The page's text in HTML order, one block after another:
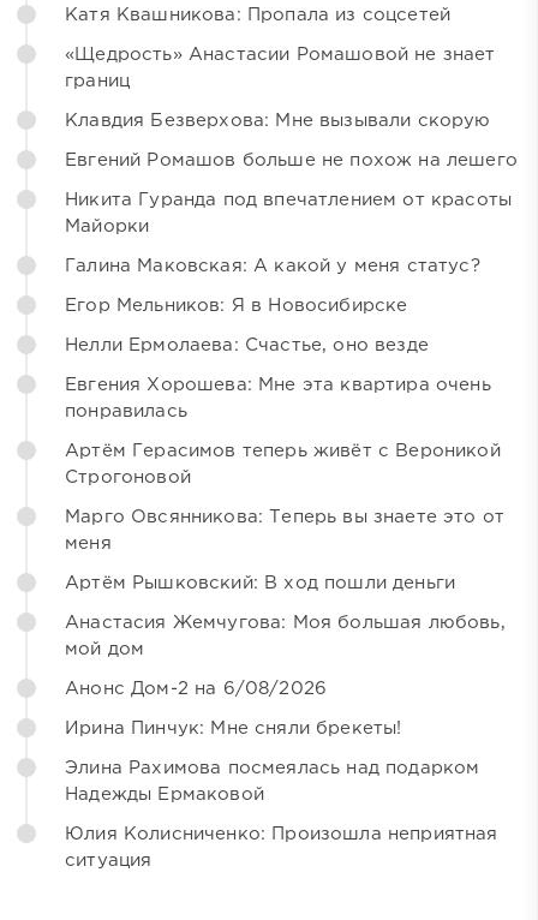
Катя Квашникова: Пропала из соцсетей
«Щедрость» Анастасии Ромашовой не знает
границ
Клавдия Безверхова: Мне вызывали скорую
Евгений Ромашов больше не похож на лешего
Никита Гуранда под впечатлением от красоты
Майорки
Галина Маковская: А какой у меня статус?
Егор Мельников: Я в Новосибирске
Нелли Ермолаева: Счастье, оно везде
Евгения Хорошева: Мне эта квартира очень
понравилась
Артём Герасимов теперь живёт с Вероникой
Строгоновой
Марго Овсянникова: Теперь вы знаете это от
меня
Артём Рышковский: В ход пошли деньги
Анастасия Жемчугова: Моя большая любовь,
мой дом
Анонс Дом-2 на 6/08/2026
Ирина Пинчук: Мне сняли брекеты!
Элина Рахимова посмеялась над подарком
Надежды Ермаковой
Юлия Колисниченко: Произошла неприятная
ситуация